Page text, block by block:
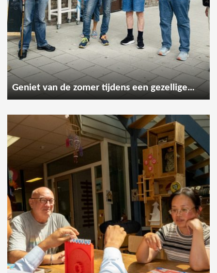
Geniet van de zomer tijdens een gezellige wandeling